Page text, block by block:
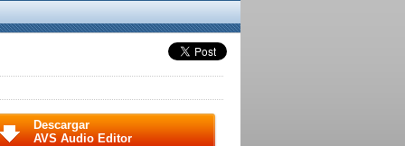
Descargar
AVS Audio Editor